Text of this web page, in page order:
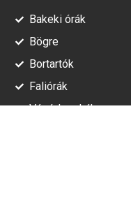
Bakeki órák
Bögre
Bortartók
Faliórák
Vágódeszkák